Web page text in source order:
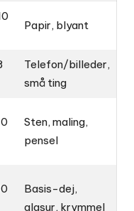
Papir, blyant
Telefon/billeder,
små ting
Sten, maling,
pensel
Basis-dej,
glasur, krymmel